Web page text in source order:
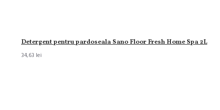
Detergent pentru pardoseala Sano Floor Fresh Home Spa 2L
34,63 lei